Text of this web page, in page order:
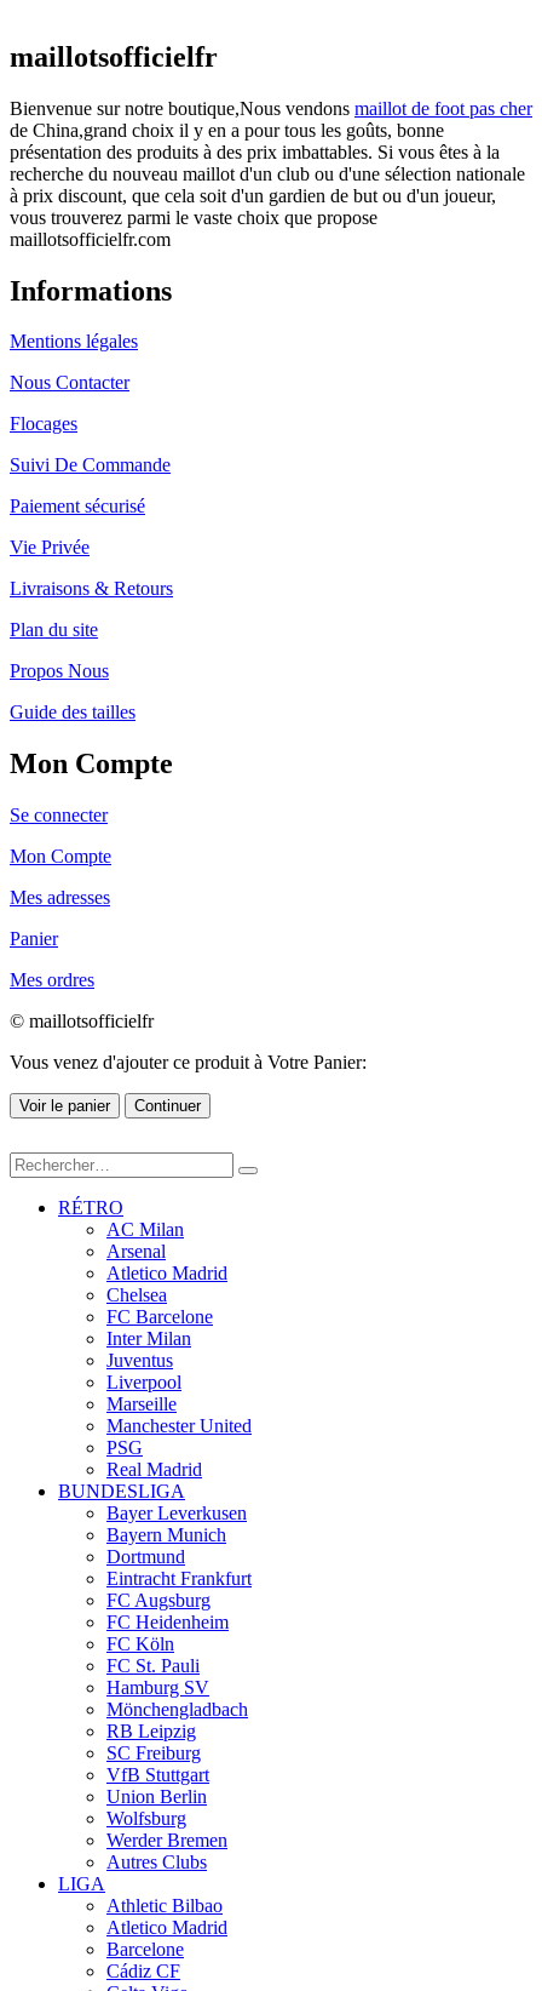
maillotsofficielfr
Bienvenue sur notre boutique,Nous vendons maillot de foot pas cher
de China,grand choix il y en a pour tous les goûts, bonne
présentation des produits à des prix imbattables. Si vous êtes à la
recherche du nouveau maillot d'un club ou d'une sélection nationale
à prix discount, que cela soit d'un gardien de but ou d'un joueur,
vous trouverez parmi le vaste choix que propose
maillotsofficielfr.com
Informations
Mentions légales
Nous Contacter
Flocages
Suivi De Commande
Paiement sécurisé
Vie Privée
Livraisons & Retours
Plan du site
Propos Nous
Guide des tailles
Mon Compte
Se connecter
Mon Compte
Mes adresses
Panier
Mes ordres
© maillotsofficielfr
Vous venez d'ajouter ce produit à Votre Panier:
Voir le panier Continuer
RÉTRO
AC Milan
Arsenal
Atletico Madrid
Chelsea
FC Barcelone
Inter Milan
Juventus
Liverpool
Marseille
Manchester United
PSG
Real Madrid
BUNDESLIGA
Bayer Leverkusen
Bayern Munich
Dortmund
Eintracht Frankfurt
FC Augsburg
FC Heidenheim
FC Köln
FC St. Pauli
Hamburg SV
Mönchengladbach
RB Leipzig
SC Freiburg
VfB Stuttgart
Union Berlin
Wolfsburg
Werder Bremen
Autres Clubs
LIGA
Athletic Bilbao
Atletico Madrid
Barcelone
Cádiz CF